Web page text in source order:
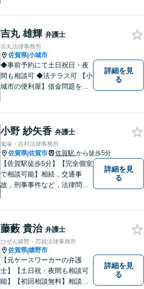
吉丸 雄輝 弁護士
吉丸法律事務所
佐賀県|小城市
◆事前予約にて土日祝日・夜
間も相談可 ◆法テラス可 【小
城市の便利屋】借金問題を中
詳細を見
る
小野 紗矢香 弁護士
鬼塚・吉村法律事務所
佐賀県|佐賀市 佐賀駅 から徒歩5分
【佐賀駅徒歩5分】【完全個室
で相談可能】相続，交通事
故，刑事事件など，法律問題
お持ち帰りいただけるよう，
全力を尽くします。
詳細を見
る
藤藪 貴治 弁護士
ひぜん嬉野・芯鋭法律事務所
佐賀県|嬉野市
【元ケースワーカーの弁護
士】【土日祝・夜間も相談可
能】【初回相談無料】相談者
詳細を見
る